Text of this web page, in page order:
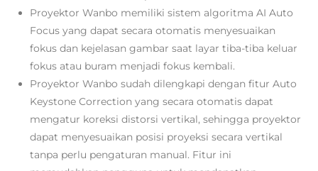
Proyektor Wanbo memiliki sistem algoritma AI Auto
Focus yang dapat secara otomatis menyesuaikan
fokus dan kejelasan gambarsaat layar tiba-tiba keluar
fokus atau buram menjadi fokus kembali.
Proyektor Wanbo sudah dilengkapi dengan fitur Auto
Keystone Correction yang secara otomatis dapat
mengatur koreksi distorsi vertikal, sehingga proyektor
dapat menyesuaikan posisi proyeksi secara vertikal
tanpa perlu pengaturan manual. Fitur ini